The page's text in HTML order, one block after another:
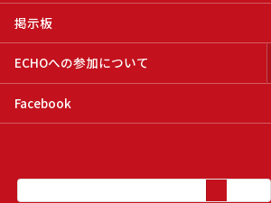
掲示板
ECHOへの参加について
Facebook